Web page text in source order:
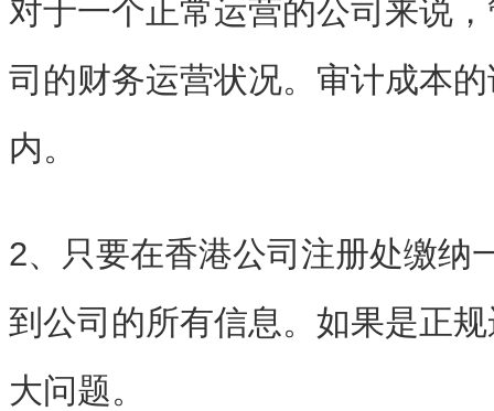
对于一个正常运营的公司来说
司的财务运营状况。审计成本
内。
2、只要在香港公司注册处缴纳
到公司的所有信息。如果是正
大问题。